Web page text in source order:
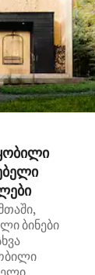
ბინები